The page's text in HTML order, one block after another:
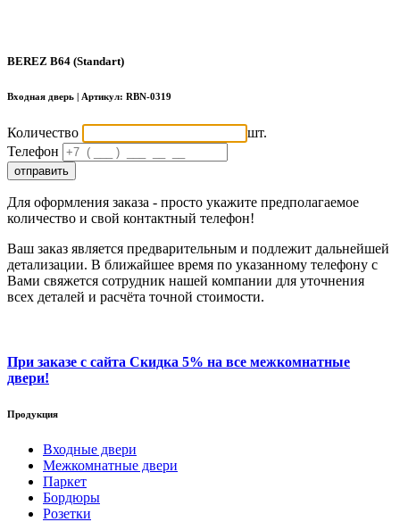
BEREZ B64 (Standart)
Входная дверь | Артикул: RBN-0319
Количество
шт.
Телефон
отправить
Для оформления заказа - просто укажите предполагаемое
количество и свой контактный телефон!
Ваш заказ является предварительным и подлежит дальнейшей
детализации. В ближайшее время по указанному телефону с
Вами свяжется сотрудник нашей компании для уточнения
всех деталей и расчёта точной стоимости.
При заказе с сайта Скидка 5% на все межкомнатные
двери!
Продукция
Входные двери
Межкомнатные двери
Паркет
Бордюры
Розетки